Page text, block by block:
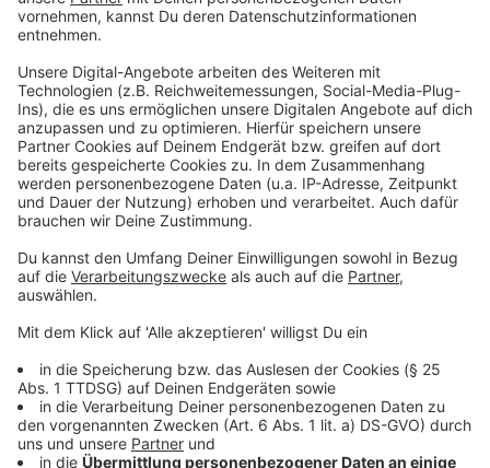
er damit bezahlen will.
durchgeführt, weil das Gerät verschoben wurde und
man muss sehr nah dran. NFC hat ungefähr zehn
Zentimeter Reichweite und da ist es schon
entscheidend, ob man das Lesegerät ans Handgelenk
oder auf den Handrücken anlegt."
Anzeige
Anzeige
Der Chip hat inklusive Implantation im Piercingstudio
etwa 300 Euro gekostet und kann acht Jahre unter der